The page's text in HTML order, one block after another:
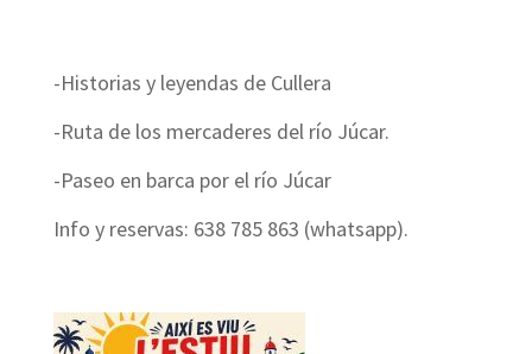
-Historias y leyendas de Cullera
-Ruta de los mercaderes del río Júcar.
-Paseo en barca por el río Júcar
Info y reservas: 638 785 863 (whatsapp).